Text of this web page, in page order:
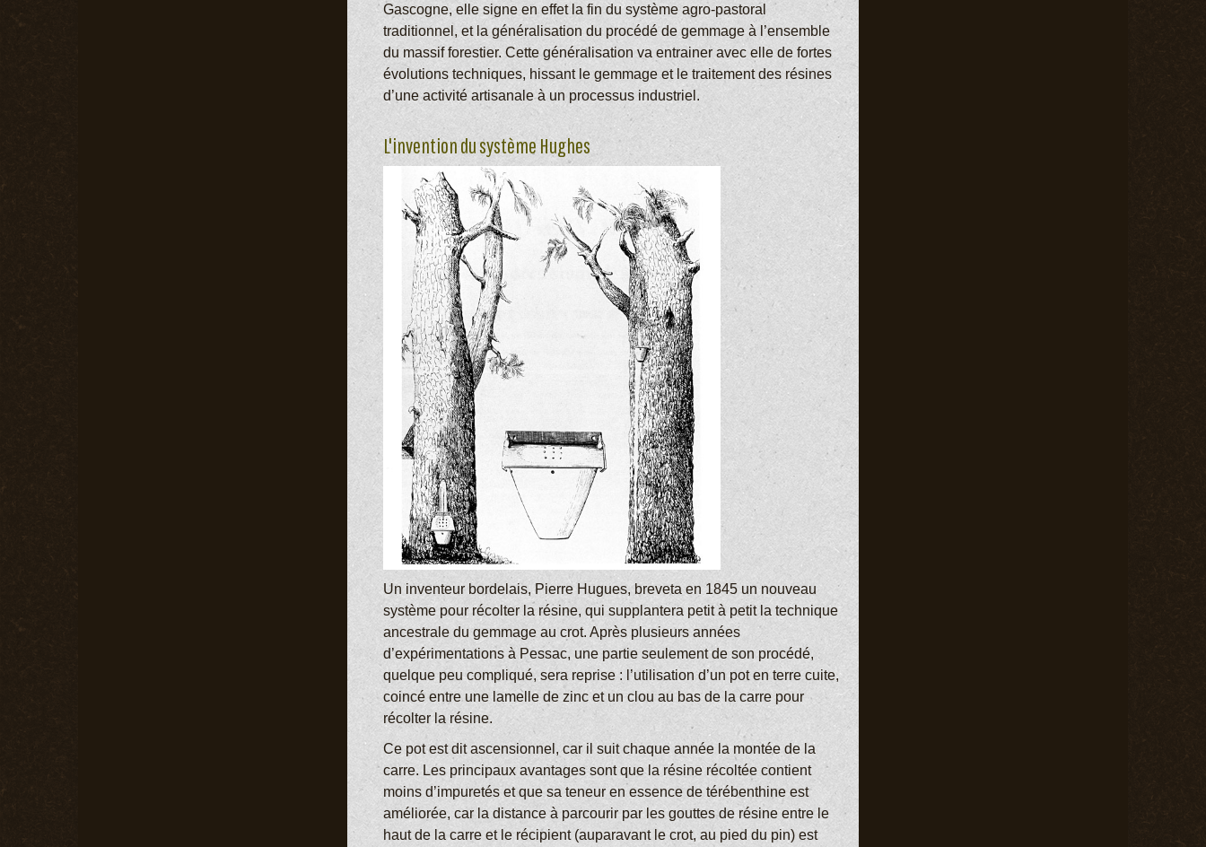
Gascogne, elle signe en effet la fin du système agro-pastoral
traditionnel, et la généralisation du procédé de gemmage à l’ensemble
du massif forestier. Cette généralisation va entrainer avec elle de fortes
évolutions techniques, hissant le gemmage et le traitement des résines
d’une activité artisanale à un processus industriel.
L'invention du système Hughes
Un inventeur bordelais, Pierre Hugues, breveta en 1845 un nouveau
système pour récolter la résine, qui supplantera petit à petit la technique
ancestrale du gemmage au crot. Après plusieurs années
d’expérimentations à Pessac, une partie seulement de son procédé,
quelque peu compliqué, sera reprise : l’utilisation d’un pot en terre cuite,
coincé entre une lamelle de zinc et un clou au bas de la carre pour
récolter la résine.
Ce pot est dit ascensionnel, car il suit chaque année la montée de la
carre. Les principaux avantages sont que la résine récoltée contient
moins d’impuretés et que sa teneur en essence de térébenthine est
améliorée, car la distance à parcourir par les gouttes de résine entre le
haut de la carre et le récipient (auparavant le crot, au pied du pin) est